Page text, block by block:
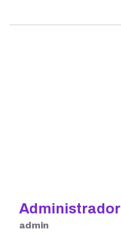
Administrador
admin